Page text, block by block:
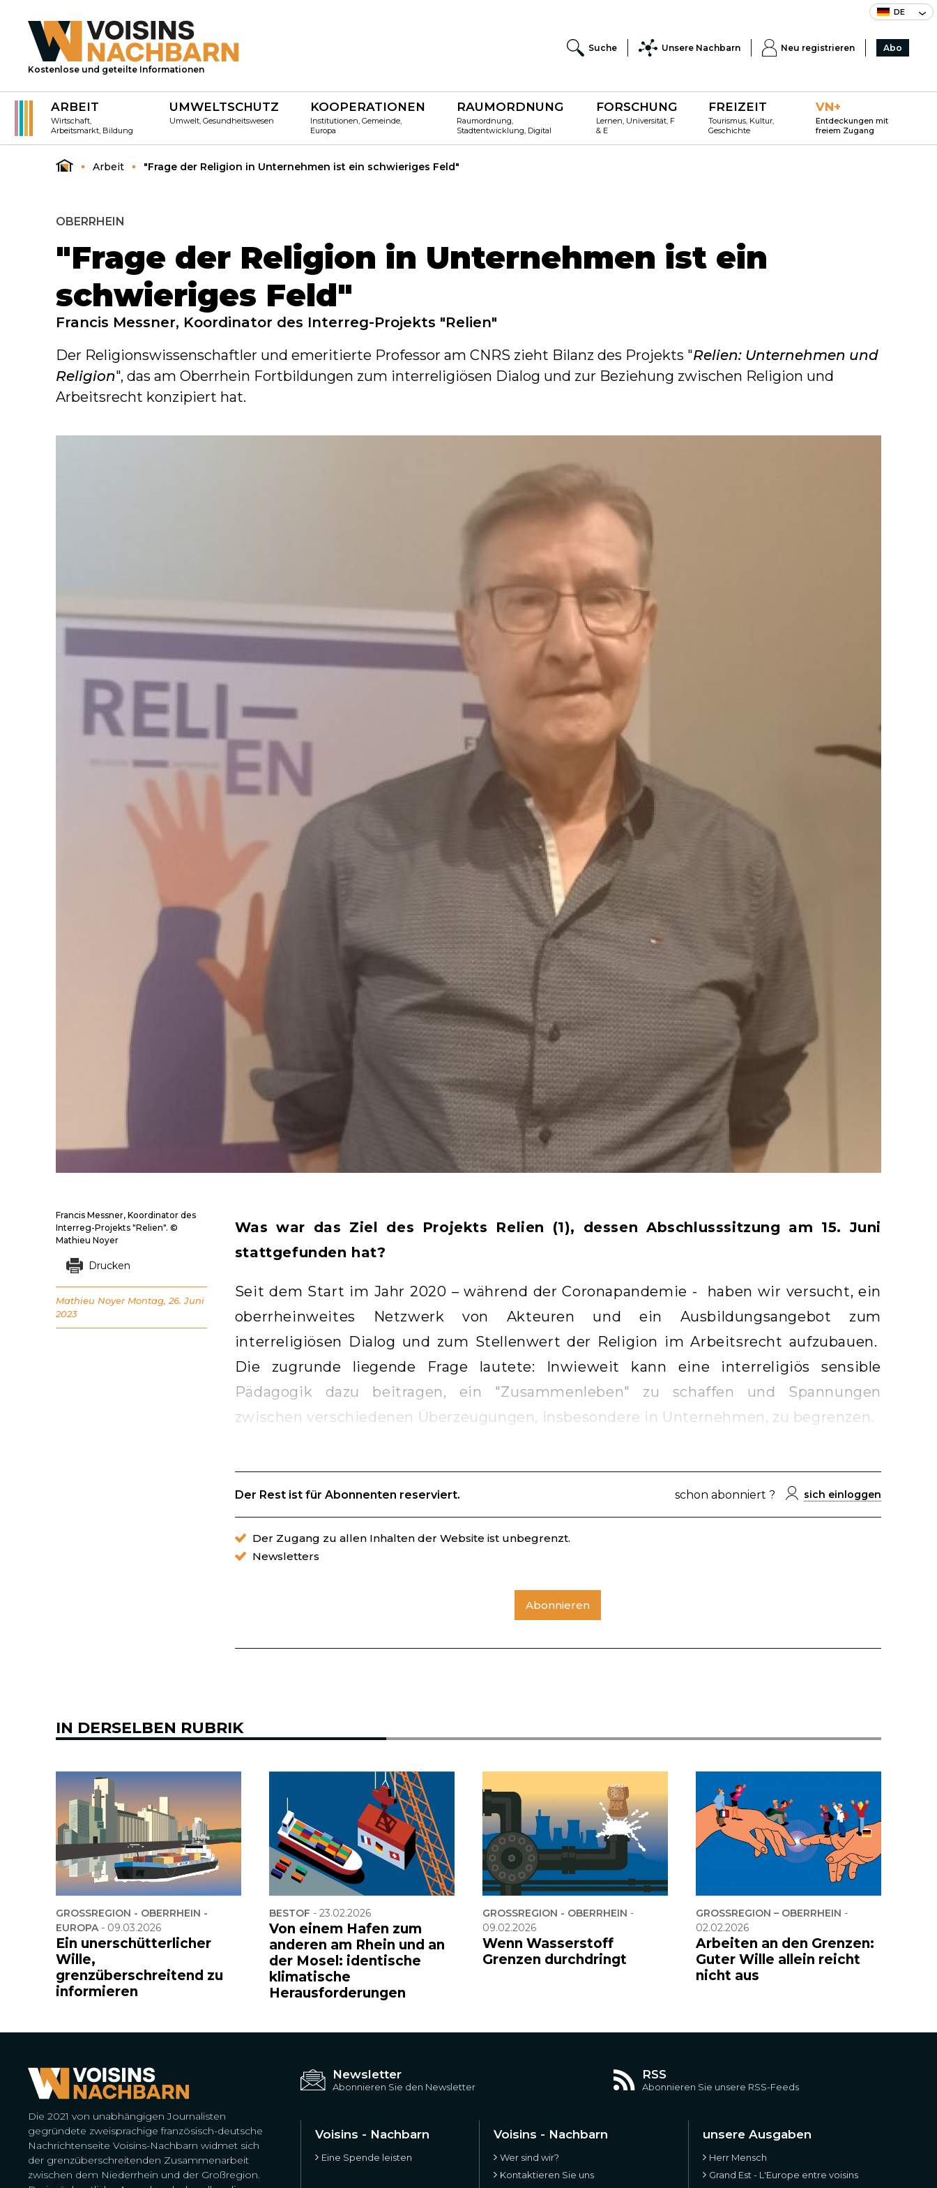
DE
Kostenlose und geteilte Informationen
Suche Unsere Nachbarn Neu registrieren Abo
ARBEIT
Wirtschaft,
Arbeitsmarkt, Bildung
UMWELTSCHUTZ
Umwelt, Gesundheitswesen
KOOPERATIONEN
Institutionen, Gemeinde,
Europa
RAUMORDNUNG
Raumordnung,
Stadtentwicklung, Digital
FORSCHUNG
Lernen, Universität, F
& E
FREIZEIT
Tourismus, Kultur,
Geschichte
VN+
Entdeckungen mit
freiem Zugang
Arbeit "Frage der Religion in Unternehmen ist ein schwieriges Feld"
OBERRHEIN
"Frage der Religion in Unternehmen ist ein
schwieriges Feld"
Francis Messner, Koordinator des Interreg-Projekts "Relien"
Der Religionswissenschaftler und emeritierte Professor am CNRS zieht Bilanz des Projekts "Relien: Unternehmen und
Religion", das am Oberrhein Fortbildungen zum interreligiösen Dialog und zur Beziehung zwischen Religion und
Arbeitsrecht konzipiert hat.
Was war das Ziel des Projekts Relien (1), dessen Abschlusssitzung am 15. Juni
stattgefunden hat?
Seit dem Start im Jahr 2020 – während der Coronapandemie - haben wir versucht, ein
oberrheinweites Netzwerk von Akteuren und ein Ausbildungsangebot zum
interreligiösen Dialog und zum Stellenwert der Religion im Arbeitsrecht aufzubauen.
Die zugrunde liegende Frage lautete: Inwieweit kann eine interreligiös sensible
Pädagogik dazu beitragen, ein "Zusammenleben" zu schaffen und Spannungen
zwischen verschiedenen Überzeugungen, insbesondere in Unternehmen, zu begrenzen.
Der Rest ist für Abonnenten reserviert. schon abonniert ? sich einloggen
Der Zugang zu allen Inhalten der Website ist unbegrenzt.
Newsletters
Abonnieren
Francis Messner, Koordinator des
Interreg-Projekts "Relien". ©
Mathieu Noyer
Drucken
Mathieu Noyer Montag, 26. Juni
2023
IN DERSELBEN RUBRIK
GROSSREGION - OBERRHEIN -
EUROPA- 09.03.2026
Ein unerschütterlicher
Wille,
grenzüberschreitend zu
informieren
BESTOF - 23.02.2026
Von einem Hafen zum
anderen am Rhein und an
der Mosel: identische
klimatische
Herausforderungen
GROSSREGION - OBERRHEIN -
09.02.2026
Wenn Wasserstoff
Grenzen durchdringt
GROSSREGION – OBERRHEIN
-
02.02.2026
Arbeiten an den Grenzen:
Guter Wille allein reicht
nicht aus
Die 2021 von unabhängigen Journalisten
gegründete zweisprachige französisch-deutsche
Nachrichtenseite Voisins-Nachbarn widmet sich
der grenzüberschreitenden Zusammenarbeit
zwischen dem Niederrhein und der Großregion.
Newsletter
Abonnieren Sie den Newsletter
RSS
Abonnieren Sie unsere RSS-Feeds
Voisins - Nachbarn
Eine Spende leisten
Voisins - Nachbarn
Wer sind wir?
Kontaktieren Sie uns
unsere Ausgaben
Herr Mensch
Grand Est - L'Europe entre voisins